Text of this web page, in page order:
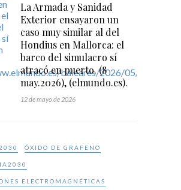
La Armada y Sanidad
Exterior ensayaron un
caso muy similar al del
Hondius en Mallorca: el
barco del simulacro sí
atracó en puerto. (8
may.2026), (elmundo.es).
12 de mayo de 2026
ÓXIDO DE GRAFENO
ELECTROMAGNÉTICAS